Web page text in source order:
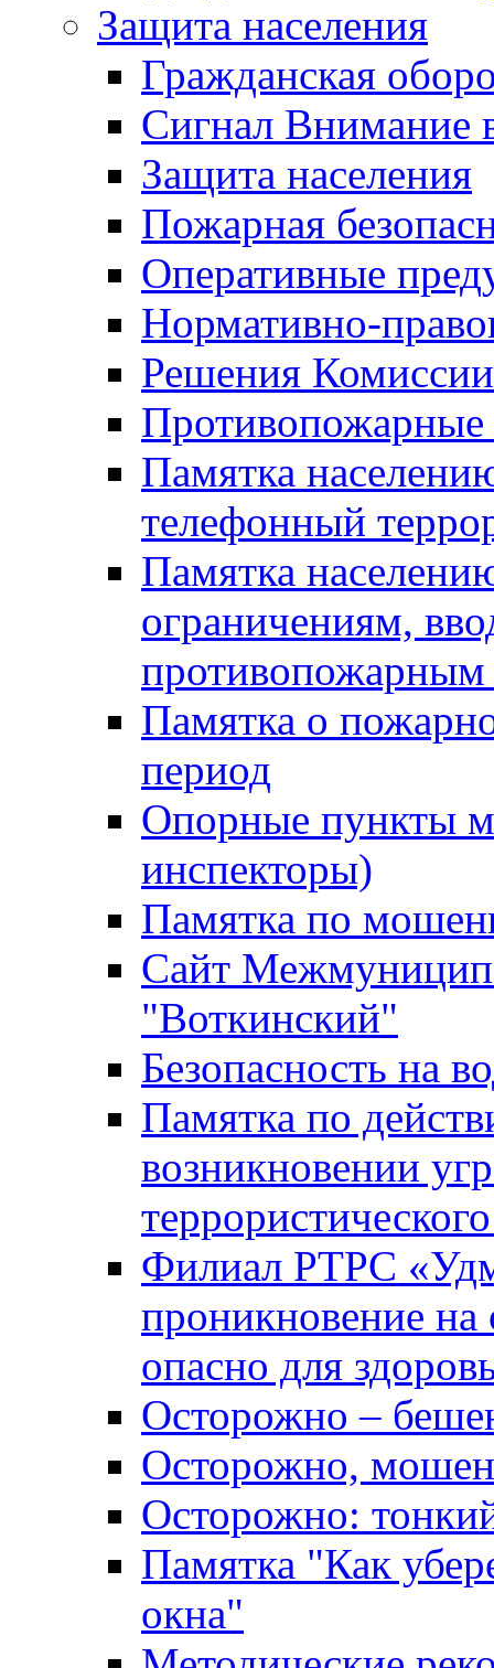
Защита населения
Гражданская
Сигнал Внимание
Защита населения
Пожарная
Оперативные
Нормативно-
Решения
Противопожарные
Памятка
телефонный
Памятка
ограничениям,
Памятка о
период
Опорные пункты
инспекторы)
Памятка по
Сайт
"Воткинский"
Безопасность на
Памятка по
возникновении
Филиал РТРС
проникновение на
опасно для
Осторожно –
Осторожно,
Осторожно:
Памятка "Как
окна"